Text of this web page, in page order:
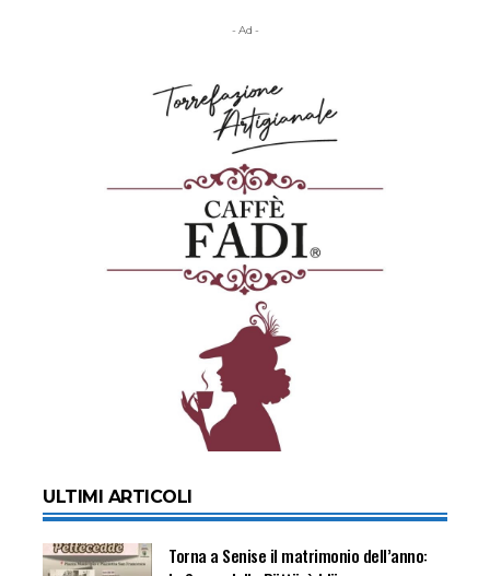
- Ad -
ULTIMI ARTICOLI
Torna a Senise il matrimonio dell’anno: